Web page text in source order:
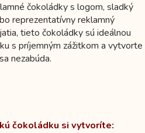
čokoládky s logom, sladký
reprezentatívny reklamný
tieto čokoládky sú ideálnou
s príjemným zážitkom a vytvorte
nezabúda.
čokoládku si vytvoríte: